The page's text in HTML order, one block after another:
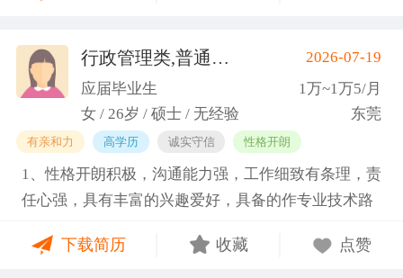
行政管理类,普通教师类 (蓝小艳)2026-07-19
应届毕业生
1万~1万5/月
女 / 26岁 / 硕士 / 无经验
东莞
有亲和力 高学历 诚实守信 性格开朗
1、性格开朗积极，沟通能力强，工作细致有条理，责
任心强，具有丰富的兴趣爱好，具备的作专业技术路
任班级生活委员与课程助管，多次组织班级篮球、羽
下载简历 收藏 点赞